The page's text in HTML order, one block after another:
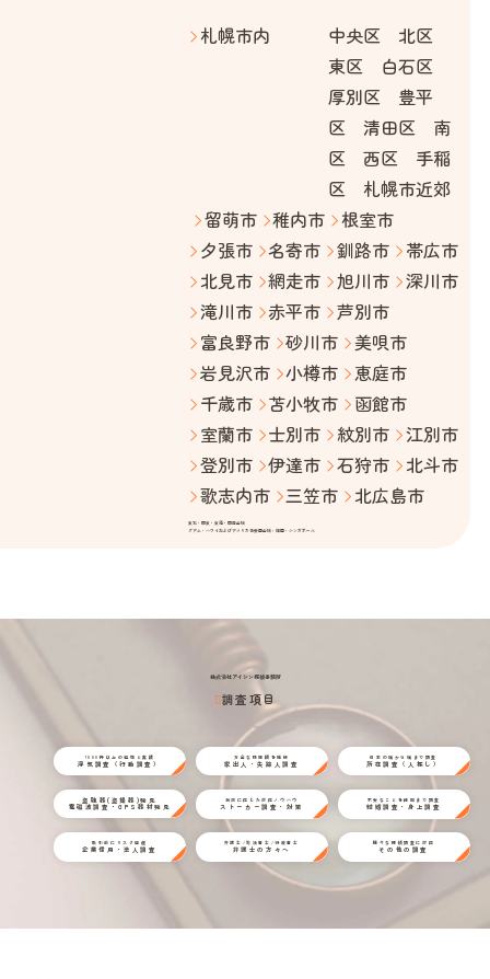
札幌市内
中央区 北区
東区 白石区
厚別区 豊平
区 清田区 南
区 西区 手稲
区 札幌市近郊
留萌市
稚内市
根室市
夕張市
名寄市 釧路市
帯広市
北見市
網走市 旭川市
深川市
滝川市
赤平市
芦別市
富良野市
砂川市
美唄市
岩見沢市
小樽市
恵庭市
千歳市
苫小牧市
函館市
室蘭市
士別市 紋別市
江別市
登別市
伊達市 石狩市
北斗市
歌志内市
三笠市 北広島市
東北・関東・東海・関西全域
グアム・ハワイおよびアメリカ合衆国全域・韓国・シンガポール
株式会社アイシン探偵事務所
調査項目
1000件以上の経験と実績
浮気調査（行動調査）
万全な情報網を駆使
家出人・失踪人調査
日本の端から端まで調査
所在調査（人探し）
盗聴器(盗撮器)発見
電磁波調査・GPS器材発見
状況に応じた対応ノウハウ
ストーカー調査・対策
不安なことを細部まで調査
結婚調査・身上調査
取引前にリスク回避
企業信用・法人調査
弁護士/司法書士/行政書士
弁護士の方々へ
様々な探偵調査に対応
その他の調査